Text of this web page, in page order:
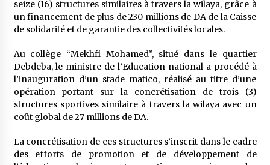
seize (16) structures similaires à travers la wilaya, grâce à
un financement de plus de 230 millions de DA de la Caisse
de solidarité et de garantie des collectivités locales.
Au collège “Mekhfi Mohamed”, situé dans le quartier
Debdeba, le ministre de l’Education national a procédé à
l’inauguration d’un stade matico, réalisé au titre d’une
opération portant sur la concrétisation de trois (3)
structures sportives similaire à travers la wilaya avec un
coût global de 27 millions de DA.
La concrétisation de ces structures s’inscrit dans le cadre
des efforts de promotion et de développement de